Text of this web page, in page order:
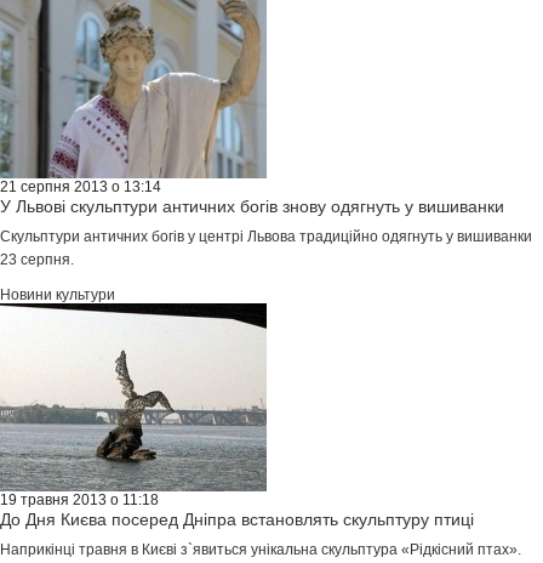
21 серпня 2013 о 13:14
У Львові скульптури античних богів знову одягнуть у вишиванки
Скульптури античних богів у центрі Львова традиційно одягнуть у вишиванки
23 серпня.
Новини культури
19 травня 2013 о 11:18
До Дня Києва посеред Дніпра встановлять скульптуру птиці
Наприкінці травня в Києві з`явиться унікальна скульптура «Рідкісний птах».